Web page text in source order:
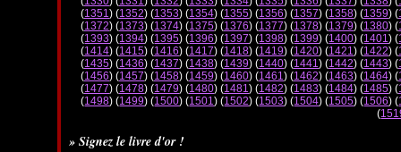
(1351) (1352) (1353) (1354) (1355) (1356) (1357) (1358) (1359) (
(1372) (1373) (1374) (1375) (1376) (1377) (1378) (1379) (1380) (
(1393) (1394) (1395) (1396) (1397) (1398) (1399) (1400) (1401) (
(1414) (1415) (1416) (1417) (1418) (1419) (1420) (1421) (1422) (
(1435) (1436) (1437) (1438) (1439) (1440) (1441) (1442) (1443) (
(1456) (1457) (1458) (1459) (1460) (1461) (1462) (1463) (1464) (
(1477) (1478) (1479) (1480) (1481) (1482) (1483) (1484) (1485) (
(1498) (1499) (1500) (1501) (1502) (1503) (1504) (1505) (1506) (
(
» Signez le livre d'or !